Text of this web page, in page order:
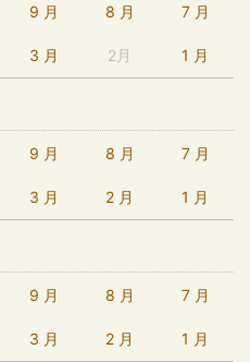
9 月 8 月 7 月
3 月 2月 1 月
9 月 8 月 7 月
3 月 2 月 1 月
9 月 8 月 7 月
3 月 2 月 1 月